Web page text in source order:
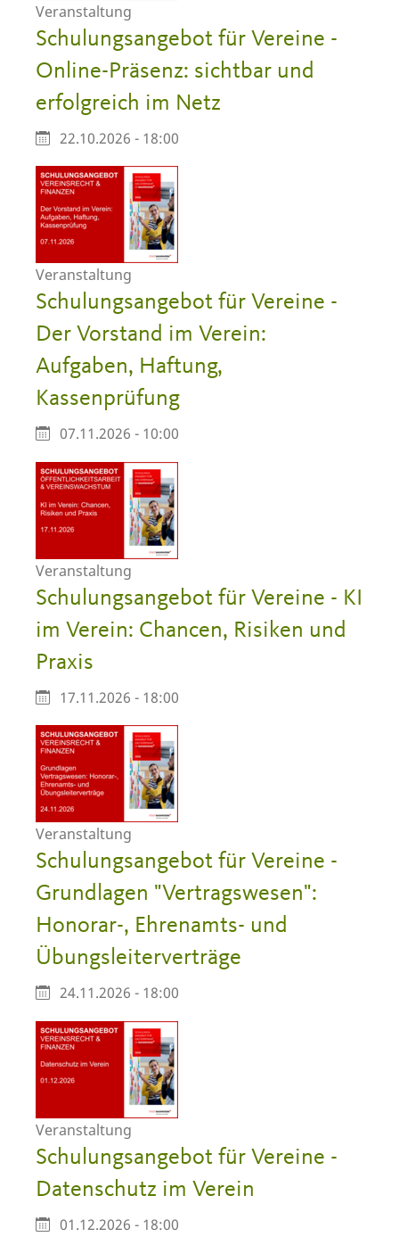
Veranstaltung
Schulungsangebot für Vereine -
Online-Präsenz: sichtbar und
erfolgreich im Netz
22.10.2026 - 18:00
Veranstaltung
Schulungsangebot für Vereine -
Der Vorstand im Verein:
Aufgaben, Haftung,
Kassenprüfung
07.11.2026 - 10:00
Veranstaltung
Schulungsangebot für Vereine - KI
im Verein: Chancen, Risiken und
Praxis
17.11.2026 - 18:00
Veranstaltung
Schulungsangebot für Vereine -
Grundlagen "Vertragswesen":
Honorar-, Ehrenamts- und
Übungsleiterverträge
24.11.2026 - 18:00
Veranstaltung
Schulungsangebot für Vereine -
Datenschutz im Verein
01.12.2026 - 18:00